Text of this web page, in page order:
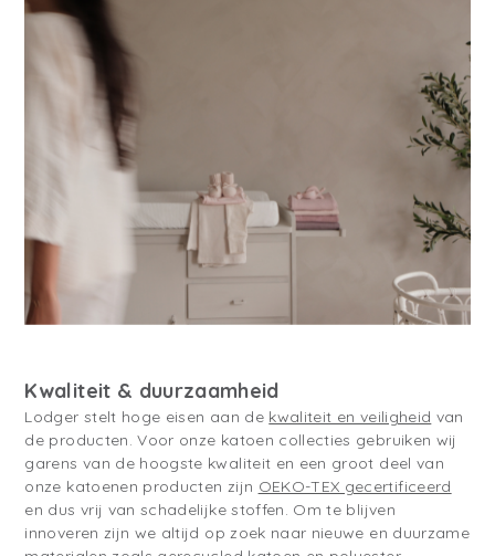
Kwaliteit & duurzaamheid
Lodger stelt hoge eisen aan de kwaliteit en veiligheid van
de producten. Voor onze katoen collecties gebruiken wij
garens van de hoogste kwaliteit en een groot deel van
onze katoenen producten zijn OEKO-TEX gecertificeerd
en dus vrij van schadelijke stoffen. Om te blijven
innoveren zijn we altijd op zoek naar nieuwe en duurzame